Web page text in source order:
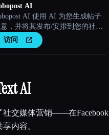
AI
AI 使用 AI 为您生成帖子
，并将其发布/安排到您的社交
账户。
访问
AI
社交媒体营销——在Facebook
内容。